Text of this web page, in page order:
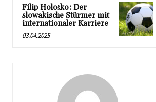
Filip Hološko: Der
slowakische Stürmer mit
internationaler Karriere
03.04.2025